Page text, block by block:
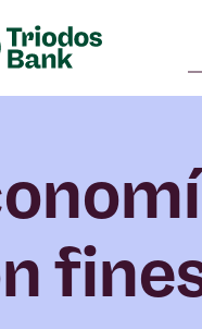
cambio.